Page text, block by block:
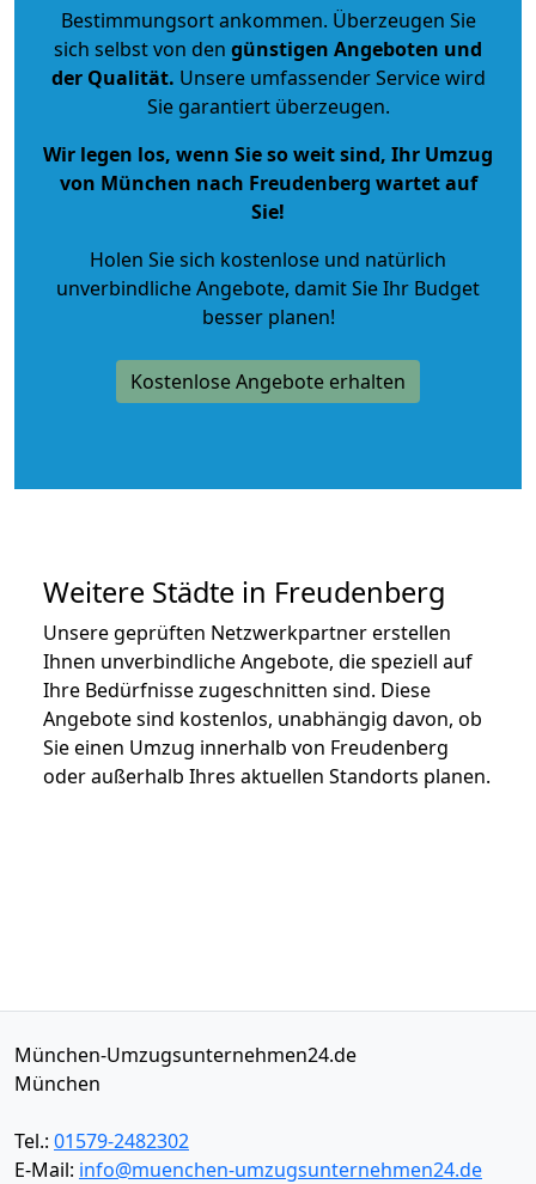
Bestimmungsort ankommen. Überzeugen Sie
sich selbst von den günstigen Angeboten und
der Qualität. Unsere umfassender Service wird
Sie garantiert überzeugen.
Wir legen los, wenn Sie so weit sind, Ihr Umzug
von München nach Freudenberg wartet auf
Sie!
Holen Sie sich kostenlose und natürlich
unverbindliche Angebote, damit Sie Ihr Budget
besser planen!
Kostenlose Angebote erhalten
Weitere Städte in Freudenberg
Unsere geprüften Netzwerkpartner erstellen
Ihnen unverbindliche Angebote, die speziell auf
Ihre Bedürfnisse zugeschnitten sind. Diese
Angebote sind kostenlos, unabhängig davon, ob
Sie einen Umzug innerhalb von Freudenberg
oder außerhalb Ihres aktuellen Standorts planen.
München-Umzugsunternehmen24.de
München
Tel.: 01579-2482302
E-Mail: info@muenchen-umzugsunternehmen24.de